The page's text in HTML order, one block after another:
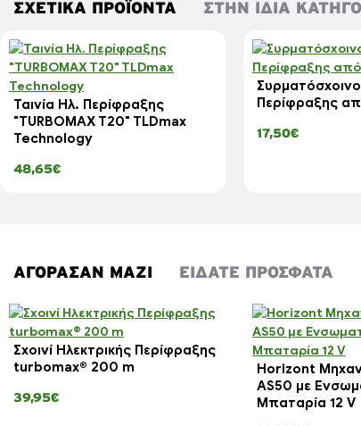
ΣΧΕΤΙΚΆ ΠΡΟΪΌΝΤΑ ΣΤΗΝ ΊΔΙΑ
Ταινία Ηλ. Περίφραξης
"TURBOMAX T20" TLDmax
Technology
48,65€
Περίφραξης
17,50€
ΑΓΌΡΑΣΑΝ ΜΑΖΊ ΕΊΔΑΤΕ ΠΡΌΣΦΑΤΑ
Σχοινί Ηλεκτρικής Περίφραξης
turbomax® 200 m
39,95€
Horizont
AS50 με
Μπαταρία 12 V